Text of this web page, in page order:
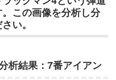
この画像を分析し分
い。
析結果：7番アイアン